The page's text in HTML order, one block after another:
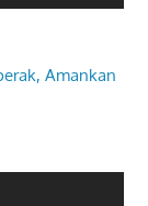
Amankan